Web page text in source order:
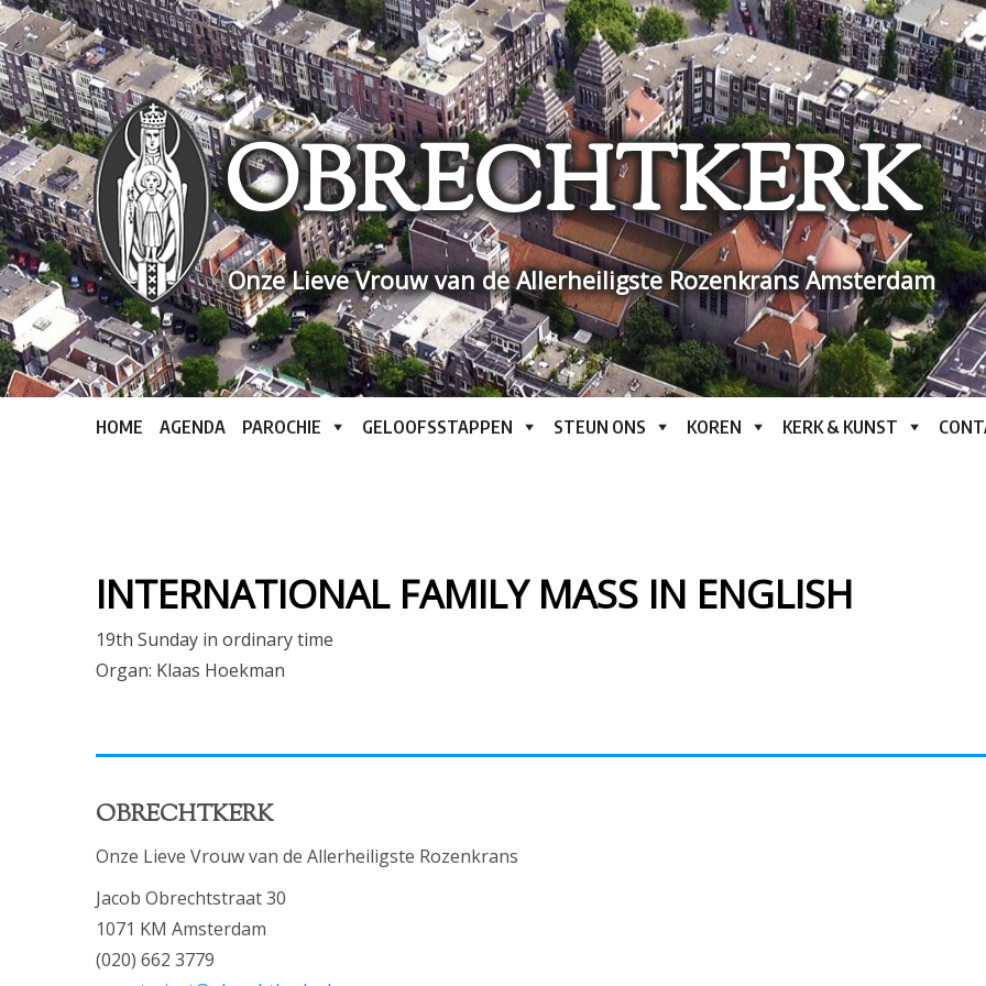
Skip
to
content
OBRECHTKERK
Onze Lieve Vrouw van de Allerheiligste Rozenkrans Amsterdam
HOME AGENDA PAROCHIE GELOOFSSTAPPEN STEUN ONS KOREN KERK & KUNST
INTERNATIONAL FAMILY MASS IN ENGLISH
19th Sunday in ordinary time
Organ: Klaas Hoekman
OBRECHTKERK
Onze Lieve Vrouw van de Allerheiligste Rozenkrans
Jacob Obrechtstraat 30
1071 KM Amsterdam
(020) 662 3779